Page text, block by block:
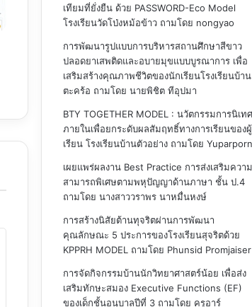
เทียมที่ยั่งยืน ด้วย PASSWORD-Eco Model
โรงเรียนวัดโป่งหม้อข้าวถามโดย nongyao
การพัฒนารูปแบบการบริหารสถานศึกษาสีขาว
ปลอดยาเสพติดและอบายมุขแบบบูรณาการ เพื่อ
เสริมสร้างคุณภาพชีวิตของนักเรียนโรงเรียนบ้าน
ตะคร้อ ถามโดย นายพิชิต ทีอุปมา
BTY TOGETHER MODEL : นวัตกรรมการนิเทศ
ภายในเพื่อยกระดับผลสัมฤทธิ์ทางการเรียนของผู้
เรียน โรงเรียนบ้านตัวอย่างถามโดย Yuparporn
เผยแพร่ผลงาน Best Practice การส่งเสริมความ
สามารถพิเศษตามพหุปัญญาด้านภาษา ชั้น ป.4
ถามโดย นางสาววราพร นาหมื่นหงษ์
การสร้างนิสัยต้านทุจริตผ่านการพัฒนา
คุณลักษณะ 5 ประการของโรงเรียนสุจริตด้วย
KPPRH MODELถามโดย Phunsid Promjaiser
การจัดกิจกรรมบ้านนักวิทยาศาสตร์น้อย เพื่อส่ง
เสริมทักษะสมอง Executive Functions (EF)
ของเด็กชั้นอนุบาลปีที่ 3ถามโดย ครูอาร์